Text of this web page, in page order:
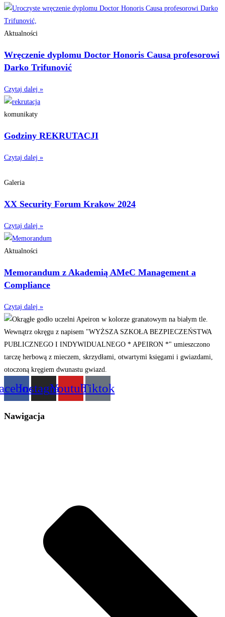
Aktualności
Wręczenie dyplomu Doctor Honoris Causa profesorowi
Darko Trifunović
Czytaj dalej »
komunikaty
Godziny REKRUTACJI
Czytaj dalej »
Galeria
XX Security Forum Krakow 2024
Czytaj dalej »
Aktualności
Memorandum z Akademią AMeC Management a
Compliance
Czytaj dalej »
InstagramYoutubeTiktok
Nawigacja